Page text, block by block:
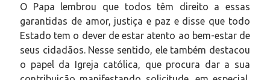
O Papa lembrou que todos têm direito a essas
garantidas de amor, justiça e paz e disse que todo
Estado tem o dever de estar atento ao bem-estar de
seus cidadãos. Nesse sentido, ele também destacou
o papel da Igreja católica, que procura dar a sua